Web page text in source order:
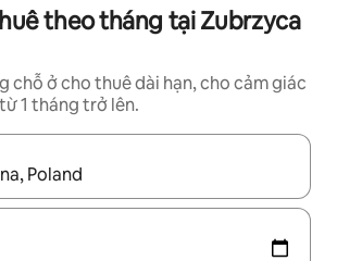
theo tháng tại Zubrzyca
chỗ ở cho thuê dài hạn, cho cảm giác
1 tháng trở lên.
điều hướng bằng phím mũi tên lên và